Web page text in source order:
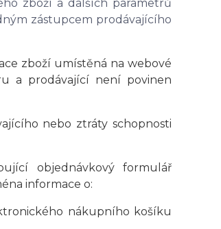
zboží a dalších parametrů
zástupcem prodávajícího
zboží umístěná na webové
a prodávající není povinen
nebo ztráty schopnosti
objednávkový formulář
informace o:
nákupního košíku